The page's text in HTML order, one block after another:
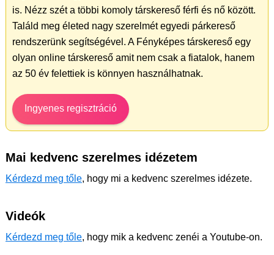
is. Nézz szét a többi komoly társkereső férfi és nő között.
Találd meg életed nagy szerelmét egyedi párkereső
rendszerünk segítségével. A Fényképes társkereső egy
olyan online társkereső amit nem csak a fiatalok, hanem
az 50 év felettiek is könnyen használhatnak.
Ingyenes regisztráció
Mai kedvenc szerelmes idézetem
Kérdezd meg tőle, hogy mi a kedvenc szerelmes idézete.
Videók
Kérdezd meg tőle, hogy mik a kedvenc zenéi a Youtube-on.